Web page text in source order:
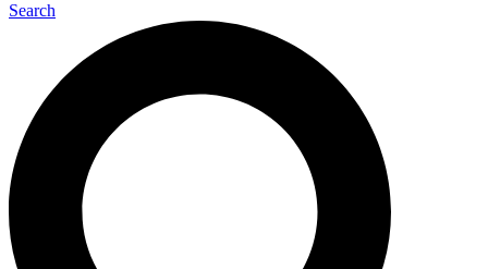
Search